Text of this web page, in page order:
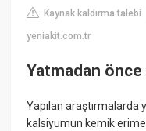
Kaynak kaldırma talebi
yeniakit.com.tr
Yatmadan önce
Yapılan araştırmalarda
kalsiyumun kemik